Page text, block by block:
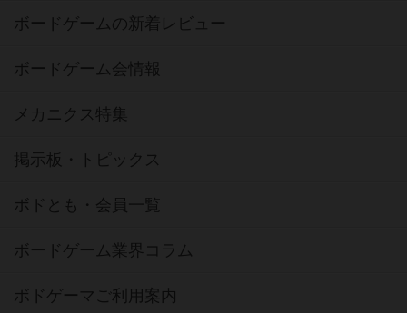
ボードゲームの新着レビュー
ボードゲーム会情報
メカニクス特集
掲示板・トピックス
ボドとも・会員一覧
ボードゲーム業界コラム
ボドゲーマご利用案内